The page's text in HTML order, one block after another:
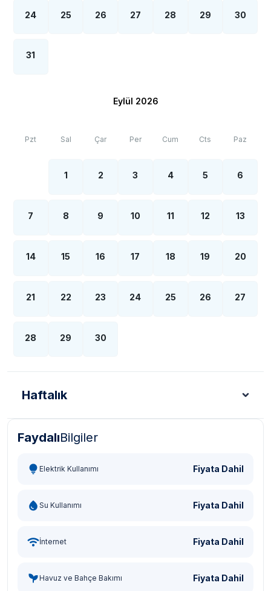
24 25 26 27 28 29 30
31
Eylül 2026
Pzt Sal Çar Per Cum Cts Paz
1 2 3 4 5 6
7 8 9 10 11 12 13
14 15 16 17 18 19 20
21 22 23 24 25 26 27
28 29 30
Haftalık
Türk Lirası - TL
FaydalıBilgiler
Elektrik Kullanımı Fiyata Dahil
Su Kullanımı Fiyata Dahil
İnternet Fiyata Dahil
Havuz ve Bahçe Bakımı Fiyata Dahil